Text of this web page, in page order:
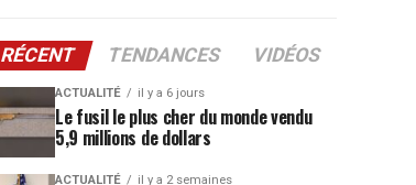
RÉCENT TENDANCES VIDÉOS
ACTUALITÉ il y a 6 jours
Le fusil le plus cher du monde vendu
5,9 millions de dollars
ACTUALITÉ il y a 2 semaines